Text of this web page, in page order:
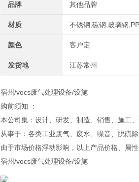
品牌 其他品牌
材质 不锈钢,碳钢,玻璃钢,PP
颜色 客户定
发货地 江苏常州
宿州/vocs废气处理设备/设施
购前须知 ：
本公司集：设计、研发、制造、销售、施工
从事于：各类工业废气、废水、噪音、脱硫
由于市场价格浮动影响，以上产品价格、属
宿州/vocs废气处理设备/设施